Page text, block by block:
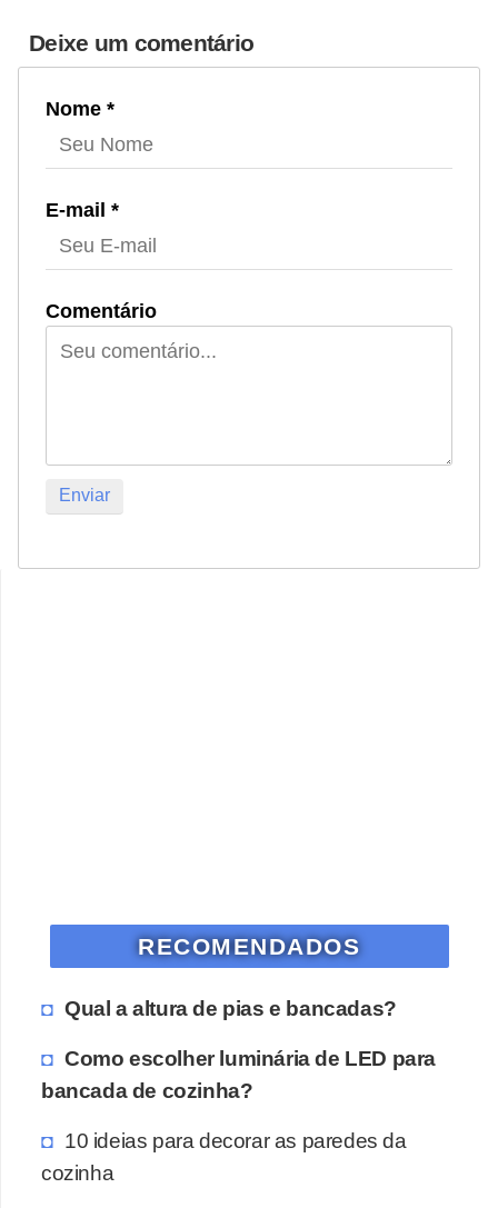
Deixe um comentário
Nome *
E-mail *
Comentário
RECOMENDADOS
Qual a altura de pias e bancadas?
Como escolher luminária de LED para
bancada de cozinha?
10 ideias para decorar as paredes da
cozinha